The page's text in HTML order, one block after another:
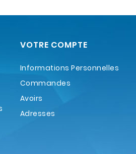
VOTRE COMPTE
Informations Personnelles
Commandes
Avoirs
Adresses